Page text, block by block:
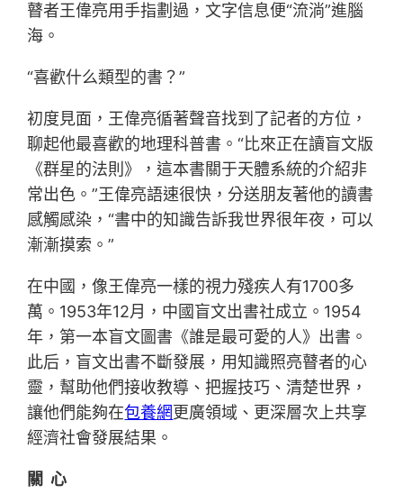
瞽者王偉亮用手指劃過，文字信息便“流淌”進腦
海。
“喜歡什么類型的書？”
初度見面，王偉亮循著聲音找到了記者的方位，
聊起他最喜歡的地理科普書。“比來正在讀盲文版
《群星的法則》，這本書關于天體系統的介紹非
常出色。”王偉亮語速很快，分送朋友著他的讀書
感觸感染，“書中的知識告訴我世界很年夜，可以
漸漸摸索。”
在中國，像王偉亮一樣的視力殘疾人有1700多
萬。1953年12月，中國盲文出書社成立。1954
年，第一本盲文圖書《誰是最可愛的人》出書。
此后，盲文出書不斷發展，用知識照亮瞽者的心
靈，幫助他們接收教導、把握技巧、清楚世界，
讓他們能夠在包養網更廣領域、更深層次上共享
經濟社會發展結果。
關 心